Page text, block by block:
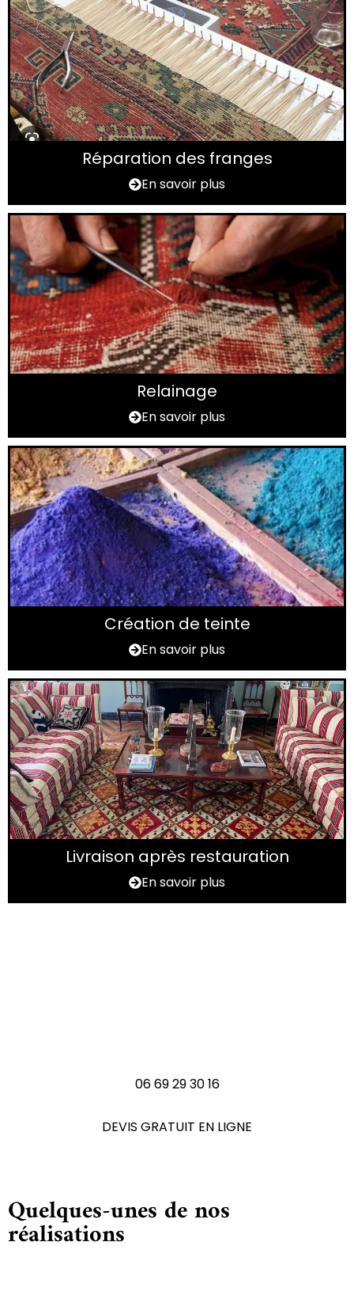
Réparation des franges
En savoir plus
Relainage
En savoir plus
Création de teinte
En savoir plus
Livraison après restauration
En savoir plus
06 69 29 30 16
DEVIS GRATUIT EN LIGNE
Quelques-unes de nos
réalisations